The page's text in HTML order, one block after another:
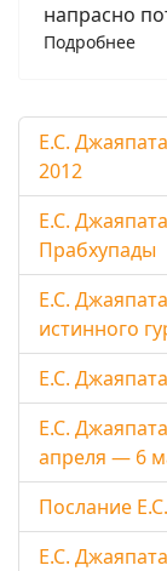
напрасно
Подробнее
Е.С.
2012
Е.С.
Прабхупады
Е.С.
истинного
Е.С.
Е.С.
апреля — 6
Послание
Е.С.